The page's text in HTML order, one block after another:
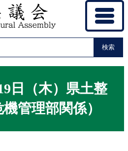
検索
日（木）県土整
管理部関係）